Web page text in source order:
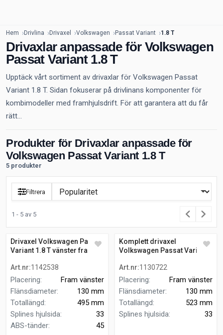
Hem Drivlina Drivaxel Volkswagen Passat Variant 1.8 T
Drivaxlar anpassade för Volkswagen
Passat Variant 1.8 T
Upptäck vårt sortiment av drivaxlar för Volkswagen Passat
Variant 1.8 T. Sidan fokuserar på drivlinans komponenter för
kombimodeller med framhjulsdrift. För att garantera att du får
rätt...
Produkter för Drivaxlar anpassade för
Volkswagen Passat Variant 1.8 T
5 produkter
Filtrera
1 - 5 av 5
Drivaxel Volkswagen Passat
Variant 1.8 T vänster fram
Art.nr:1142538
Placering:
Fram vänster
Flänsdiameter:
130 mm
Totallängd:
495 mm
Splines hjulsida:
33
ABS-tänder: 45
Komplett drivaxel
Volkswagen Passat Variant
Art.nr:1130722
Placering:
Fram vänster
Flänsdiameter:
130 mm
Totallängd:
523 mm
Splines hjulsida: 33